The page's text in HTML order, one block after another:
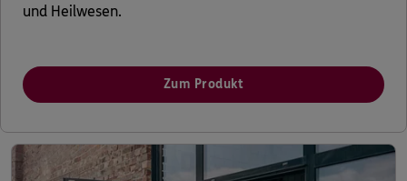
und Heilwesen.
Zum Produkt